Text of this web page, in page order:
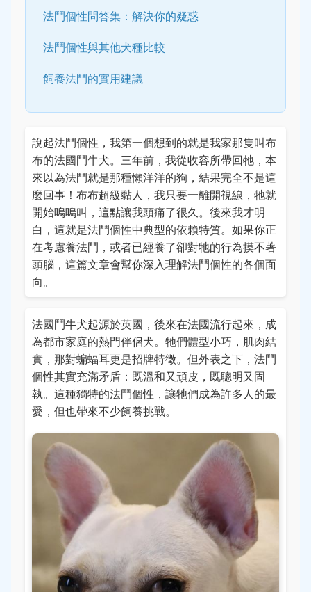
法鬥個性問答集：解決你的疑惑
法鬥個性與其他犬種比較
飼養法鬥的實用建議
說起法鬥個性，我第一個想到的就是我家那隻叫布
布的法國鬥牛犬。三年前，我從收容所帶回牠，本
來以為法鬥就是那種懶洋洋的狗，結果完全不是這
麼回事！布布超級黏人，我只要一離開視線，牠就
開始嗚嗚叫，這點讓我頭痛了很久。後來我才明
白，這就是法鬥個性中典型的依賴特質。如果你正
在考慮養法鬥，或者已經養了卻對牠的行為摸不著
頭腦，這篇文章會幫你深入理解法鬥個性的各個面
向。
法國鬥牛犬起源於英國，後來在法國流行起來，成
為都市家庭的熱門伴侶犬。牠們體型小巧，肌肉結
實，那對蝙蝠耳更是招牌特徵。但外表之下，法鬥
個性其實充滿矛盾：既溫和又頑皮，既聰明又固
執。這種獨特的法鬥個性，讓牠們成為許多人的最
愛，但也帶來不少飼養挑戰。